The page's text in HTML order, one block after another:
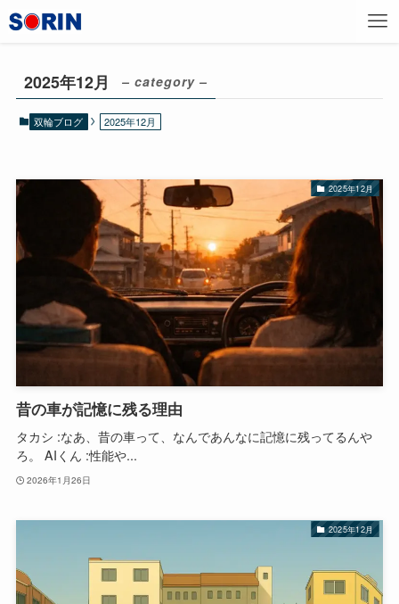
2025年12月 – category –
双輪ブログ 2025年12月
2025年12月
昔の車が記憶に残る理由
タカシ :なあ、昔の車って、なんであんなに記憶に残ってるんや
ろ。 AIくん :性能や...
2026年1月26日
2025年12月